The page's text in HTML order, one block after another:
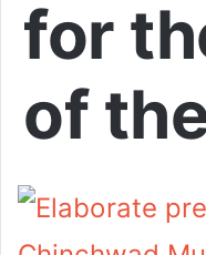
for
of